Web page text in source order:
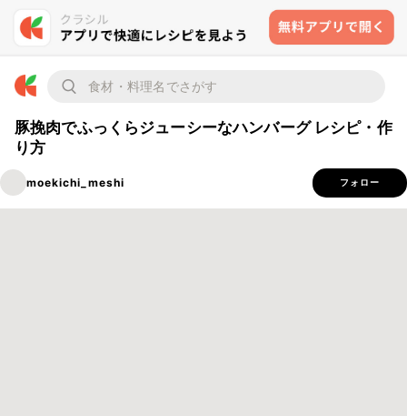
豚挽肉でふっくらジューシーなハンバーグ レシピ・作
り方
moekichi_meshi フォロー